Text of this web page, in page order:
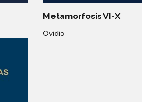
Metamorfosis VI-X
Ovidio